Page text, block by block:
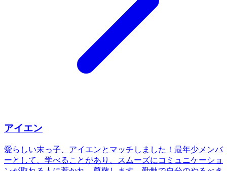
アイエン
愛らしい末っ子、アイエンとマッチしました！最年少メンバ
ーとして、学べることがあり、スムーズにコミュニケーショ